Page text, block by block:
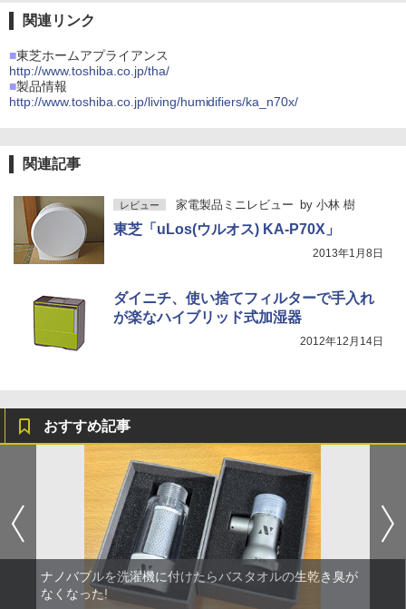
関連リンク
■東芝ホームアプライアンス
http://www.toshiba.co.jp/tha/
■製品情報
http://www.toshiba.co.jp/living/humidifiers/ka_n70x/
関連記事
レビュー 家電製品ミニレビュー by 小林 樹
東芝「uLos(ウルオス) KA-P70X」
2013年1月8日
ダイニチ、使い捨てフィルターで手入れ
が楽なハイブリッド式加湿器
2012年12月14日
おすすめ記事
ナノバブルを洗濯機に付けたらバスタオルの生乾き臭が
なくなった!